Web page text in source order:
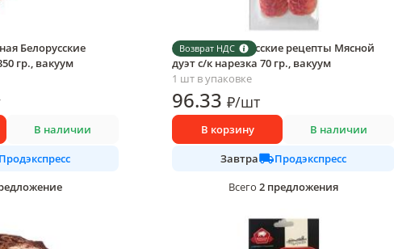
Белорусские
гр., вакуум
В наличии
Продэкспресс
Возврат НДС
Колбаса Белорусские рецепты Мясной
дуэт с/к нарезка 70 гр., вакуум
1 шт в упаковке
96.33 ₽/шт
В корзину В наличии
Завтра
Продэкспресс
Всего 2 предложения